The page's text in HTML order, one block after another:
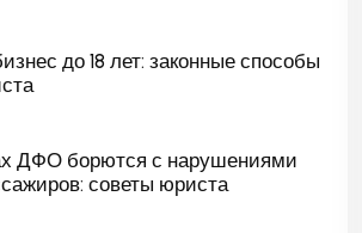
до 18 лет: законные способы
ДФО борются с нарушениями
советы юриста